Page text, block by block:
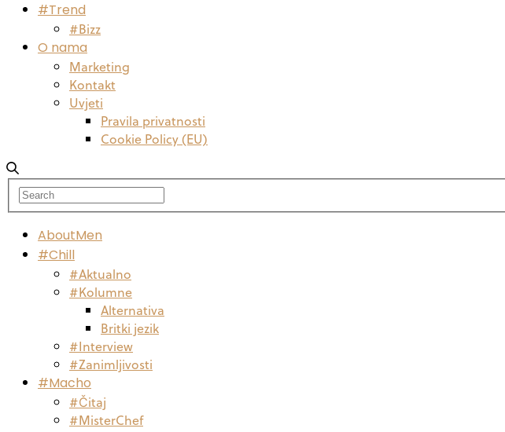
#Trend
#Bizz
O nama
Marketing
Kontakt
Uvjeti
Pravila privatnosti
Cookie Policy (EU)
AboutMen
#Chill
#Aktualno
#Kolumne
Alternativa
Britki jezik
#Interview
#Zanimljivosti
#Macho
#Čitaj
#MisterChef